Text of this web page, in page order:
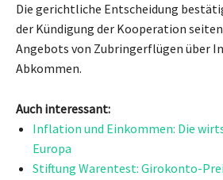
Die gerichtliche Entscheidung
der Kündigung der Kooperation
Angebots von Zubringerflügen über
Abkommen.
Auch interessant:
Inflation und Einkommen: Die
Europa
Stiftung Warentest: Girokonto-